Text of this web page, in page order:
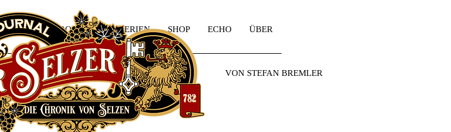
SELZER FROSCH GALERIEN SHOP ECHO ÜBER
VON STEFAN BREMLER